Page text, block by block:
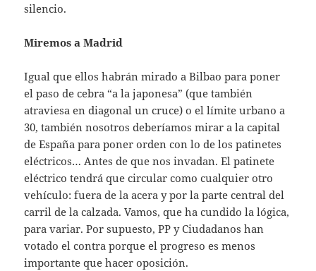
silencio.
Miremos a Madrid
Igual que ellos habrán mirado a Bilbao para poner
el paso de cebra “a la japonesa” (que también
atraviesa en diagonal un cruce) o el límite urbano a
30, también nosotros deberíamos mirar a la capital
de España para poner orden con lo de los patinetes
eléctricos… Antes de que nos invadan. El patinete
eléctrico tendrá que circular como cualquier otro
vehículo: fuera de la acera y por la parte central del
carril de la calzada. Vamos, que ha cundido la lógica,
para variar. Por supuesto, PP y Ciudadanos han
votado el contra porque el progreso es menos
importante que hacer oposición.